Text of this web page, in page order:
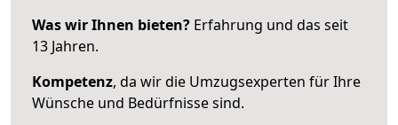
Was wir Ihnen bieten? Erfahrung und das seit
13 Jahren.
Kompetenz, da wir die Umzugsexperten für Ihre
Wünsche und Bedürfnisse sind.